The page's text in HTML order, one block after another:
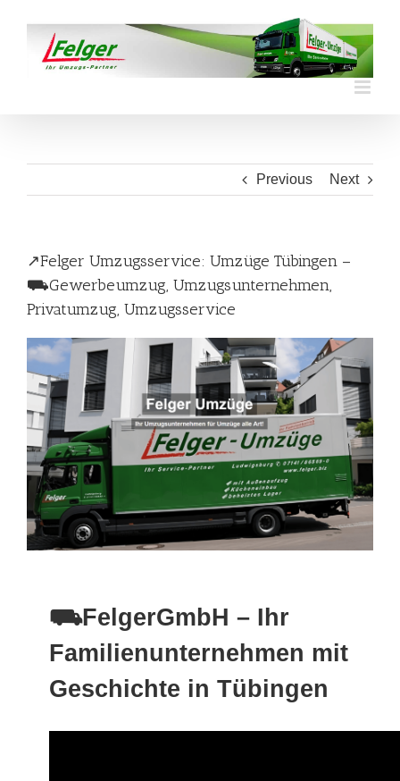
content
Previous Next
↗️Felger Umzugsservice: Umzüge Tübingen –
⛟Gewerbeumzug, Umzugsunternehmen,
Privatumzug, Umzugsservice
⛟FelgerGmbH – Ihr
Familienunternehmen mit
Geschichte in Tübingen